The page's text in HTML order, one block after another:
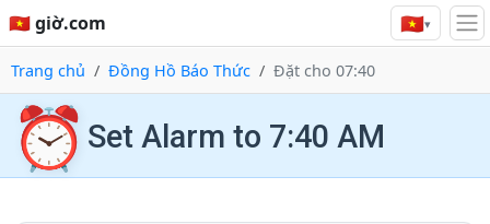
🇻🇳 giờ.com 🇻🇳▾
Trang chủ Đồng Hồ Báo Thức Đặt cho 07:40
⏰ Set Alarm to 7:40 AM